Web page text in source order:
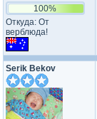
100%
Откуда: От
верблюда!
Serik Bekov